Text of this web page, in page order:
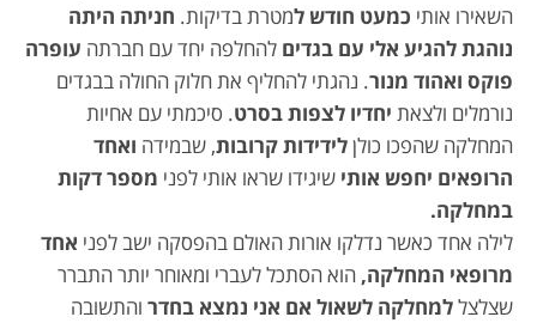
השאירו אותי כמעט חודש למטרת בדיקות. חניתה היתה
נוהגת להגיע אלי עם בגדים להחלפה יחד עם חברתה עופרה
פוקס ואהוד מנור. נהגתי להחליף את חלוק החולה בבגדים
נורמלים ולצאת יחדיו לצפות בסרט. סיכמתי עם אחיות
המחלקה שהפכו כולןלידידות קרובות, שבמידה ואחד
הרופאים יחפש אותי שיגידו שראו אותי לפני מספר דקות
במחלקה.
לילה אחד כאשר נדלקו אורות האולם בהפסקה ישב לפני אחד
מרופאי המחלקה, הוא הסתכל לעברי ומאוחר יותר התברר
שצלצללמחלקה לשאול אם אני נמצא בחדר והתשובה